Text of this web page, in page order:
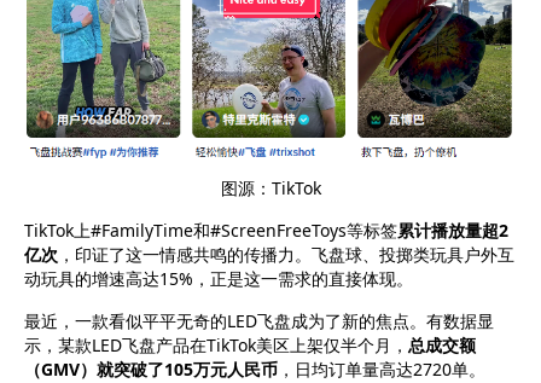
图源： TikTok
TikTok上#FamilyTime和#ScreenFreeToys等标签累计播放量超2
亿次 ，印证了这一情感共鸣的传播力。飞盘球、投掷类玩具户外互
动玩具的增速高达15%，正是这一需求的直接体现。
最近，一款看似平平无奇的LED飞盘成为了新的焦点。有数据显
示，某款LED飞盘产品在TikTok美区上架仅半个月， 总成交额
（GMV）就突破了105万元人民币 ，日均订单量高达2720单。